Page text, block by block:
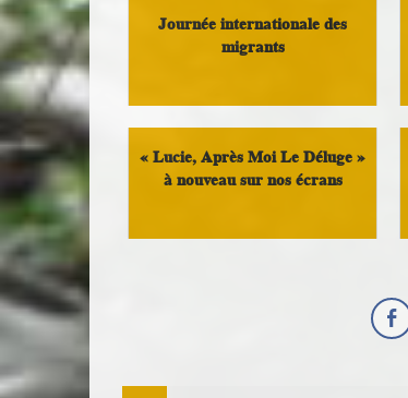
Journée internationale des
migrants
Militant
« Lucie, Après Moi Le Déluge »
à nouveau sur nos écrans
Loisirs